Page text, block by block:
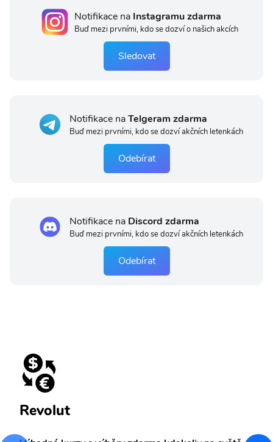
Notifikace na Instagramu zdarma
Buď mezi prvními, kdo se dozví o našich akcích
Sledovat
Notifikace naTelgeram zdarma
Buď mezi prvními, kdo se dozví akčních letenkách
Odebírat
Notifikace na Discord zdarma
Buď mezi prvními, kdo se dozví akčních letenkách
Odebírat
Revolut